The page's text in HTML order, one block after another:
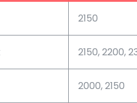
2150
2150, 2200,
2000, 2150